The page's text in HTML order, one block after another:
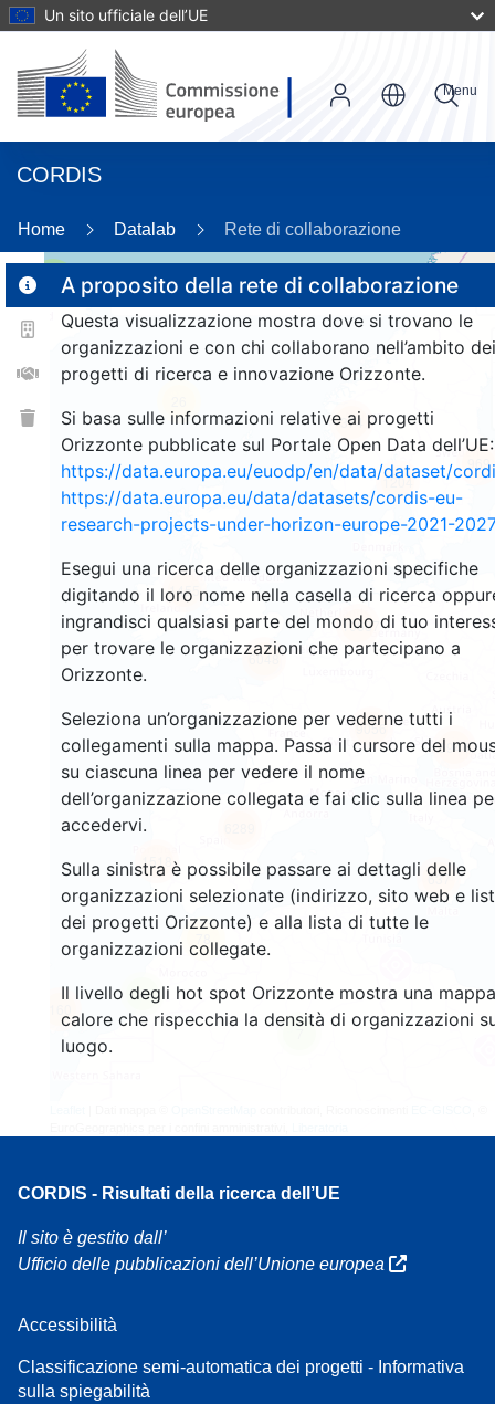
Un sito ufficiale dell’UE
CORDIS
Menu
Home Datalab Rete di collaborazione
A proposito della rete di collaborazione
Questa visualizzazione mostra dove si trovano le
organizzazioni e con chi collaborano nell’ambito dei
progetti di ricerca e innovazione Orizzonte.
Si basa sulle informazioni relative ai progetti
Orizzonte pubblicate sul Portale Open Data dell’UE:
https://data.europa.eu/euodp/en/data/dataset/
https://data.europa.eu/data/datasets/cordis-eu-
research-projects-under-horizon-europe-2021-2027
Esegui una ricerca delle organizzazioni specifiche
digitando il loro nome nella casella di ricerca
ingrandisci qualsiasi parte del mondo di tuo
per trovare le organizzazioni che partecipano a
Orizzonte.
Seleziona un’organizzazione per vederne tutti i
collegamenti sulla mappa. Passa il cursore del
su ciascuna linea per vedere il nome
dell’organizzazione collegata e fai clic sulla linea
accedervi.
Sulla sinistra è possibile passare ai dettagli delle
organizzazioni selezionate (indirizzo, sito web e
dei progetti Orizzonte) e alla lista di tutte le
organizzazioni collegate.
Il livello degli hot spot Orizzonte mostra una
calore che rispecchia la densità di organizzazioni
luogo.
7
4
1518
637
1204
374
969
10687
1455
6048
9056
6944
CORDIS - Risultati della ricerca dell’UE
Il sito è gestito dall’
Ufficio delle pubblicazioni dell’Unione europea
Accessibilità
Classificazione semi-automatica dei progetti - Informativa
sulla spiegabilità